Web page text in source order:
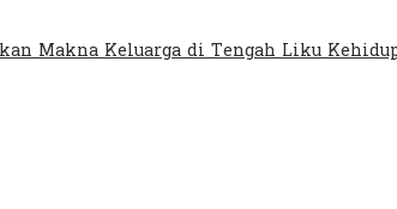
Makna Keluarga di Tengah Liku